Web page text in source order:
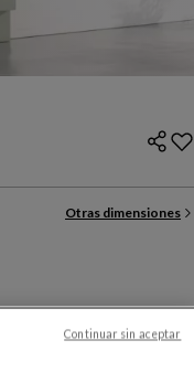
Otras dimensiones
Otros colores
Continuar sin aceptar